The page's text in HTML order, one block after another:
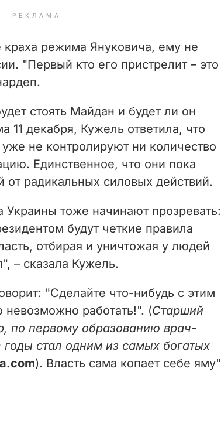
РЕКЛАМА
краха режима Януковича, ему не
"Первый кто его пристрелит – это
стоять Майдан и будет ли он
11 декабря, Кужель ответила, что
не контролируют ни количество
Единственное, что они пока
от радикальных силовых действий.
тоже начинают прозревать:
будут четкие правила
отбирая и уничтожая у людей
– сказала Кужель.
"Сделайте что-нибудь с этим
невозможно работать!". (Старший
по первому образованию врач-
годы стал одним из самых богатых
). Власть сама копает себе яму"